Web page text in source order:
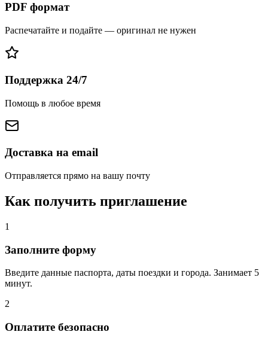
PDF формат
Распечатайте и подайте — оригинал не нужен
Поддержка 24/7
Помощь в любое время
Доставка на email
Отправляется прямо на вашу почту
Как получить приглашение
1
Заполните форму
Введите данные паспорта, даты поездки и города. Занимает 5
минут.
2
Оплатите безопасно